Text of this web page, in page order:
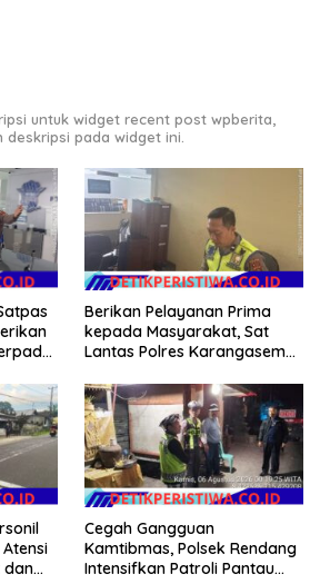
untuk widget recent post wpberita,
deskripsi pada widget ini.
Berikan Pelayanan Prima
kepada Masyarakat, Sat
Lantas Polres Karangasem
Kepengurusan BPKB
dan
Cegah Gangguan
Kamtibmas, Polsek Rendang
Intensifkan Patroli Pantau